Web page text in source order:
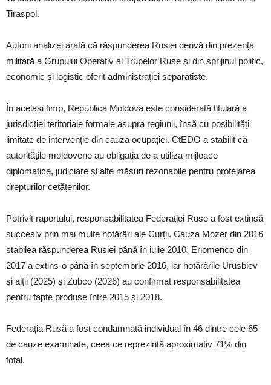
Tiraspol.
Autorii analizei arată că răspunderea Rusiei derivă din prezența
militară a Grupului Operativ al Trupelor Ruse și din sprijinul politic,
economic și logistic oferit administrației separatiste.
În același timp, Republica Moldova este considerată titulară a
jurisdicției teritoriale formale asupra regiunii, însă cu posibilități
limitate de intervenție din cauza ocupației. CtEDO a stabilit că
autoritățile moldovene au obligația de a utiliza mijloace
diplomatice, judiciare și alte măsuri rezonabile pentru protejarea
drepturilor cetățenilor.
Potrivit raportului, responsabilitatea Federației Ruse a fost extinsă
succesiv prin mai multe hotărâri ale Curții. Cauza Mozer din 2016
stabilea răspunderea Rusiei până în iulie 2010, Eriomenco din
2017 a extins-o până în septembrie 2016, iar hotărârile Urusbiev
și alții (2025) și Zubco (2026) au confirmat responsabilitatea
pentru fapte produse între 2015 și 2018.
Federația Rusă a fost condamnată individual în 46 dintre cele 65
de cauze examinate, ceea ce reprezintă aproximativ 71% din
total.